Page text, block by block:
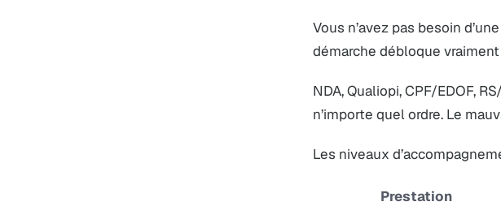
Vous n’avez pas besoin
démarche débloque
NDA, Qualiopi, CPF/EDOF,
n’importe quel ordre. Le
Les niveaux
Prestation